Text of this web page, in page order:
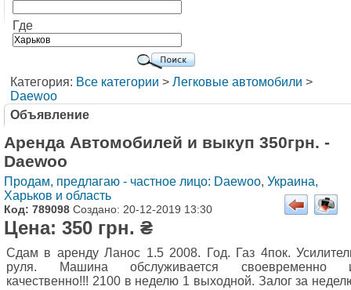
Где
Категория: Все категории > Легковые автомобили >
Daewoo
Объявление
Аренда Автомобилей и выкуп 350грн. -
Daewoo
Продам, предлагаю - частное лицо: Daewoo, Украина,
Харьков и область
Код: 789098 Создано: 20-12-2019 13:30
Цена: 350 грн. ₴
Сдам в аренду Ланос 1.5 2008. Год. Газ 4пок.
руля. Машина обслуживается своевременно
качественно!!! 2100 в неделю 1 выходной. Залог за